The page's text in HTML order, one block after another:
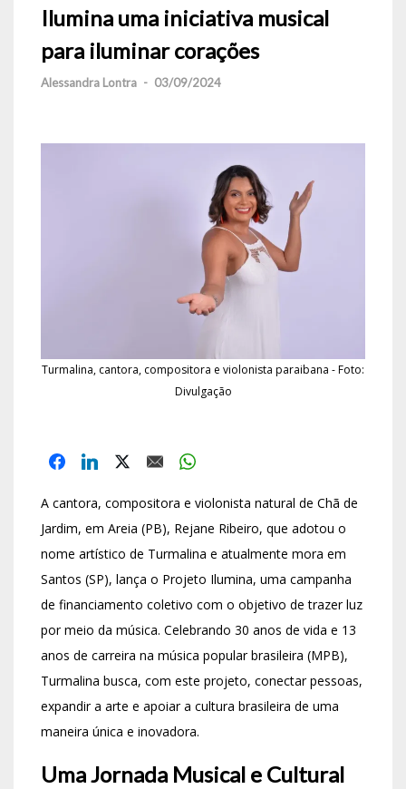
Ilumina uma iniciativa musical
para iluminar corações
Alessandra Lontra - 03/09/2024
Turmalina, cantora, compositora e violonista paraibana - Foto:
Divulgação
A cantora, compositora e violonista natural de Chã de
Jardim, em Areia (PB), Rejane Ribeiro, que adotou o
nome artístico de Turmalina e atualmente mora em
Santos (SP), lança o Projeto Ilumina, uma campanha
de financiamento coletivo com o objetivo de trazer luz
por meio da música. Celebrando 30 anos de vida e 13
anos de carreira na música popular brasileira (MPB),
Turmalina busca, com este projeto, conectar pessoas,
expandir a arte e apoiar a cultura brasileira de uma
maneira única e inovadora.
Uma Jornada Musical e Cultural